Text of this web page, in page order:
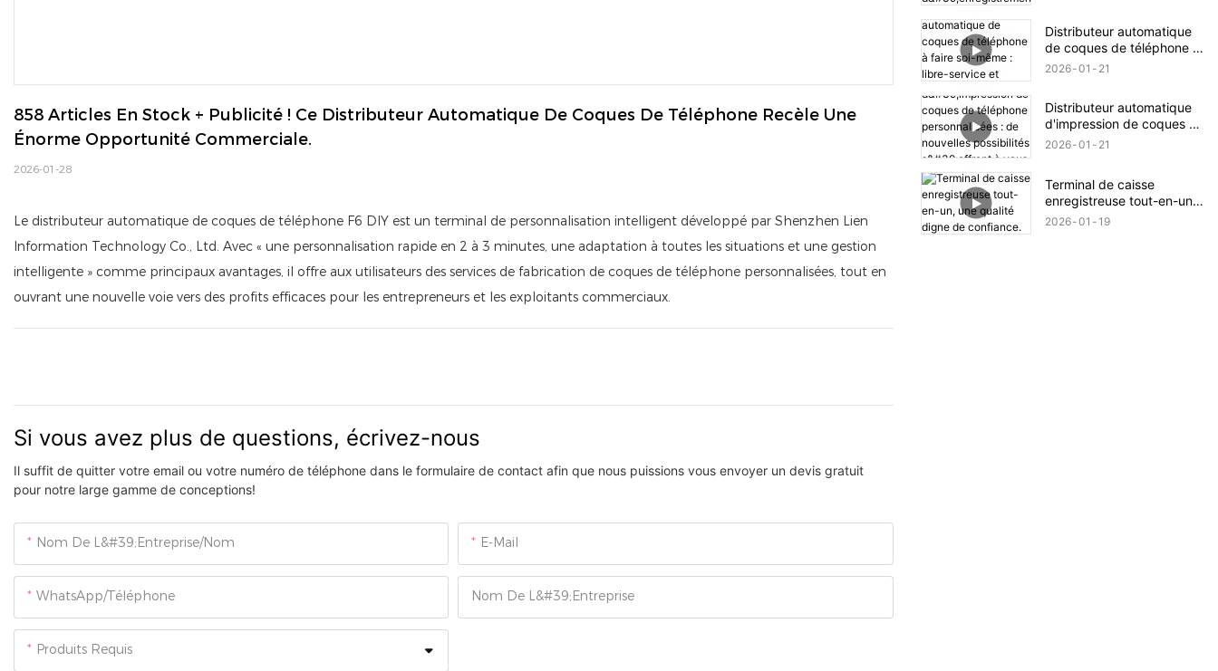
858 Articles En Stock + Publicité ! Ce Distributeur Automatique De Coques De Téléphone Recèle Une
Énorme Opportunité Commerciale.
2026-01-28
Le distributeur automatique de coques de téléphone F6 DIY est un terminal de personnalisation intelligent développé par Shenzhen Lien
Information Technology Co., Ltd. Avec « une personnalisation rapide en 2 à 3 minutes, une adaptation à toutes les situations et une gestion
intelligente » comme principaux avantages, il offre aux utilisateurs des services de fabrication de coques de téléphone personnalisées, tout en
ouvrant une nouvelle voie vers des profits efficaces pour les entrepreneurs et les exploitants commerciaux.
Si vous avez plus de questions, écrivez-nous
Il suffit de quitter votre email ou votre numéro de téléphone dans le formulaire de contact afin que nous puissions vous envoyer un devis gratuit
pour notre large gamme de conceptions!
Nom De L&#39;entreprise/Nom E-Mail
WhatsApp/Téléphone Nom De L&#39;entreprise
Produits Requis
Distributeur automatique
de coques de téléphone à
faire soi-même : libre-
2026 01 21
Distributeur automatique
d'impression de coques de
téléphone personnalisées :
l'impression.
2026 01 21
Terminal de caisse
enregistreuse tout-en-un,
une qualité digne de
2026 01 19